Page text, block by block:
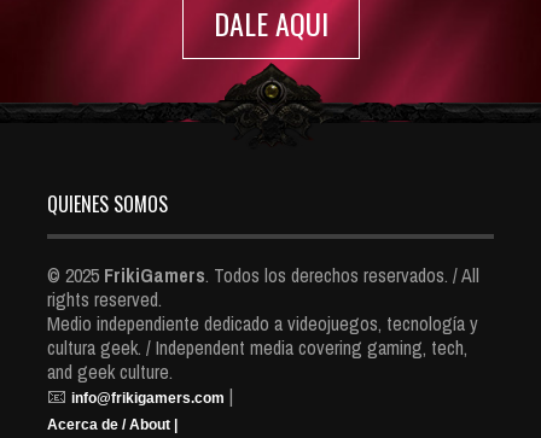
DALE AQUI
QUIENES SOMOS
© 2025 FrikiGamers. Todos los derechos reservados. / All
rights reserved.
Medio independiente dedicado a videojuegos, tecnología y
cultura geek. / Independent media covering gaming, tech,
and geek culture.
📧 info@frikigamers.com |
Acerca de / About |